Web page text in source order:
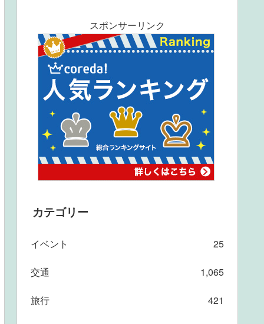
スポンサーリンク
カテゴリー
イベント 25
交通 1,065
旅行 421